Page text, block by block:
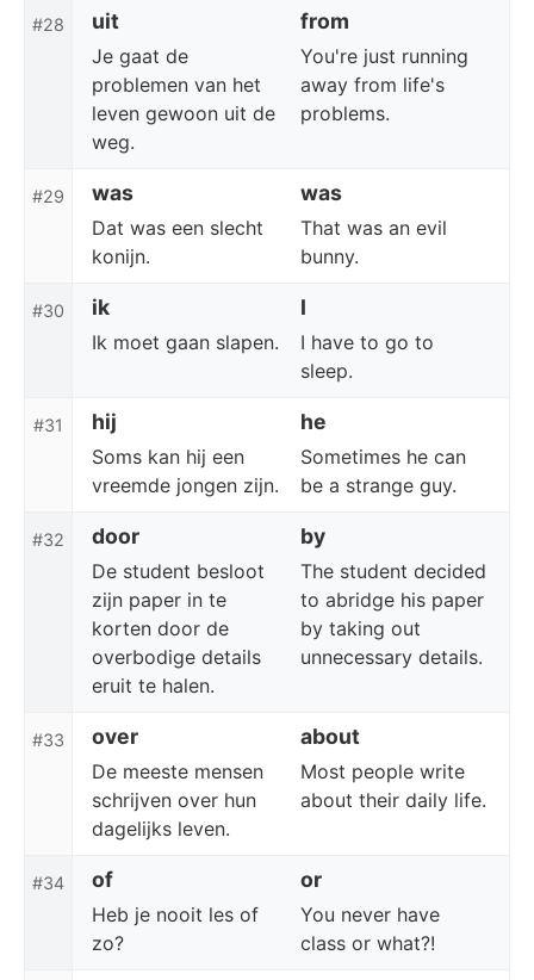
#28 uit from
Je gaat de
problemen van het
leven gewoon uit de
weg.
You're just running
away from life's
problems.
#29 was was
Dat was een slecht
konijn.
That was an evil
bunny.
#30 ik I
Ik moet gaan slapen.
I have to go to
sleep.
#31 hij he
Soms kan hij een
vreemde jongen zijn.
Sometimes he can
be a strange guy.
#32 door by
De student besloot
zijn paper in te
korten door de
overbodige details
eruit te halen.
The student decided
to abridge his paper
by taking out
unnecessary details.
#33 over about
De meeste mensen
schrijven over hun
dagelijks leven.
Most people write
about their daily life.
#34 of or
Heb je nooit les of
zo?
You never have
class or what?!